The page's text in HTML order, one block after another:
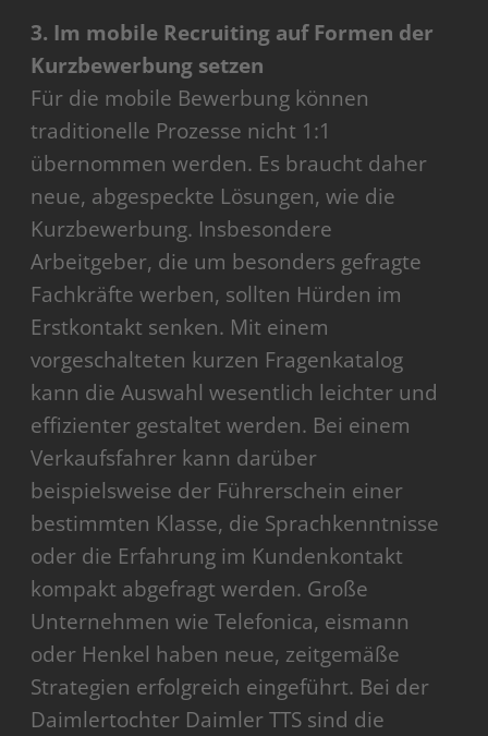
3. Im mobile Recruiting auf Formen der
Kurzbewerbung setzen
Für die mobile Bewerbung können
traditionelle Prozesse nicht 1:1
übernommen werden. Es braucht daher
neue, abgespeckte Lösungen, wie die
Kurzbewerbung. Insbesondere
Arbeitgeber, die um besonders gefragte
Fachkräfte werben, sollten Hürden im
Erstkontakt senken. Mit einem
vorgeschalteten kurzen Fragenkatalog
kann die Auswahl wesentlich leichter und
effizienter gestaltet werden. Bei einem
Verkaufsfahrer kann darüber
beispielsweise der Führerschein einer
bestimmten Klasse, die Sprachkenntnisse
oder die Erfahrung im Kundenkontakt
kompakt abgefragt werden. Große
Unternehmen wie Telefonica, eismann
oder Henkel haben neue, zeitgemäße
Strategien erfolgreich eingeführt. Bei der
Daimlertochter Daimler TTS sind die